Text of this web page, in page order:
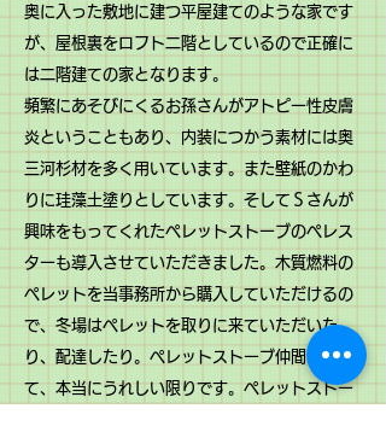
奥に入った敷地に建つ平屋建てのような家です
が、屋根裏をロフト二階としているので正確に
は二階建ての家となります。
頻繁にあそびにくるお孫さんがアトピー性皮膚
炎ということもあり、内装につかう素材には奥
三河杉材を多く用いています。また壁紙のかわ
りに珪藻土塗りとしています。そしてＳさんが
興味をもってくれたペレットストーブのペレス
ターも導入させていただきました。 ​木質燃料の
ペレットを当事務所から購入していただけるの
で、冬場はペレットを取りに来ていただいた
り、配達したり。ペレットストーブ仲間が増え
て、本当にうれしい限りです。ペレットストー